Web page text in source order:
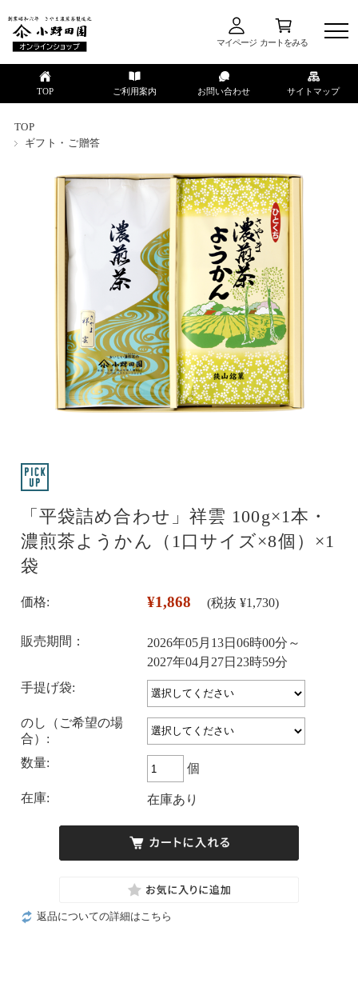
マイページ カートをみる
TOP ご利用案内 お問い合わせ サイトマップ
TOP
ギフト・ご贈答
「平袋詰め合わせ」祥雲 100g×1本・
濃煎茶ようかん（1口サイズ×8個）×1
袋
価格: ¥1,868 (税抜 ¥1,730)
販売期間：
2026年05月13日06時00分～
2027年04月27日23時59分
手提げ袋:
のし（ご希望の場
合）:
数量:
個
在庫: 在庫あり
返品についての詳細はこちら